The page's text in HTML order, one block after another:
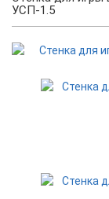
УСП-1.5